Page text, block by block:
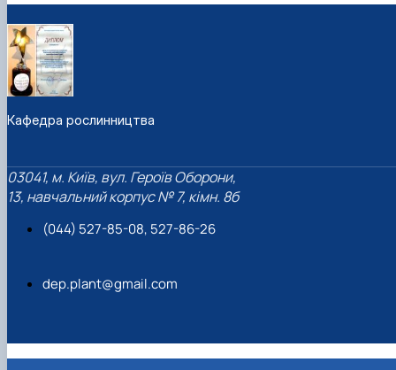
Кафедра рослинництва
03041, м. Київ, вул. Героїв Оборони,
13, навчальний корпус № 7, кімн. 8б
(044) 527-85-08, 527-86-26
dep.plant@gmail.com